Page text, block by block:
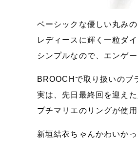
ベーシックな優しい丸みの
レディースに輝く一粒ダ
シンプルなので、エンゲ
BROOCHで取り扱いのブ
実は、先日最終回を迎え
プチマリエのリングが使
新垣結衣ちゃんかわいか